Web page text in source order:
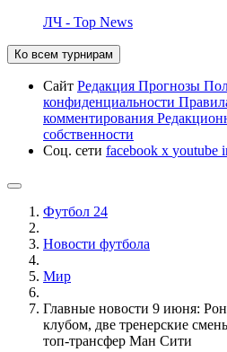
ЛЧ - Top News
Ко всем турнирам
Сайт Редакция Прогнозы
конфиденциальности
комментирования
собственности
Соц. сети facebook x youtube
Футбол 24
Новости футбола
Мир
Главные новости 9 июня:
клубом, две тренерские
топ-трансфер Ман Сити